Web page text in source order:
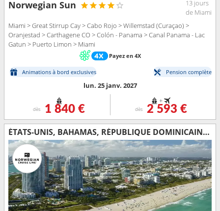
Norwegian Sun
13 jours
de Miami
Miami > Great Stirrup Cay > Cabo Rojo > Willemstad (Curaçao) >
Oranjestad > Carthagene CO > Colón - Panama > Canal Panama - Lac
Gatun > Puerto Limon > Miami
Payez en 4X
Animations à bord exclusives Pension complète
lun. 25 janv. 2027
dès 1 840 €
+
dès 2 593 €
ÉTATS-UNIS, BAHAMAS, RÉPUBLIQUE DOMINICAINE, ARUBA, COLOMBIE, PANAMA, COSTA RICA